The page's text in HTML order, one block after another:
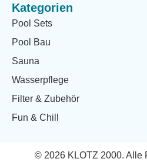
Kategorien
Pool Sets
Pool Bau
Sauna
Wasserpflege
Filter & Zubehör
Fun & Chill
© 2026 KLOTZ 2000. Alle